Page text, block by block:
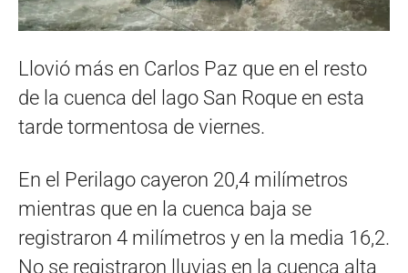
Llovió más en Carlos Paz que en el resto
de la cuenca del lago San Roque en esta
tarde tormentosa de viernes.
En el Perilago cayeron 20,4 milímetros
mientras que en la cuenca baja se
registraron 4 milímetros y en la media 16,2.
No se registraron lluvias en la cuenca alta